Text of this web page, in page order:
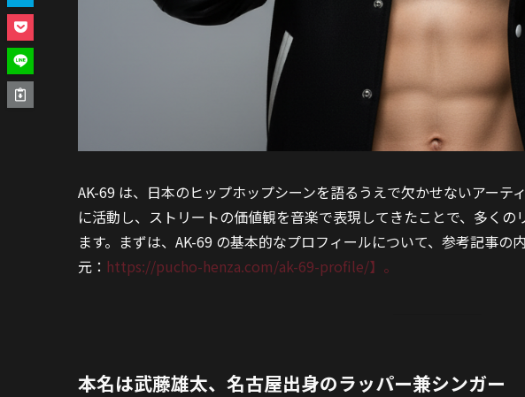
AK-69 は、日本のヒップホップシーンを語るうえで欠かせないアーテ
に活動し、ストリートの価値観を音楽で表現してきたことで、多く
ます。まずは、AK-69 の基本的なプロフィールについて、参考記事
元： https://pucho-henza.com/ak-69-profile/】。
本名は武藤雄太、名古屋出身のラッパー兼シンガー